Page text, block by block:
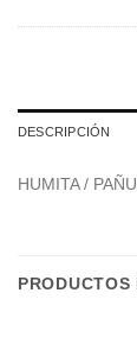
DESCRIPCIÓN
HUMITA /